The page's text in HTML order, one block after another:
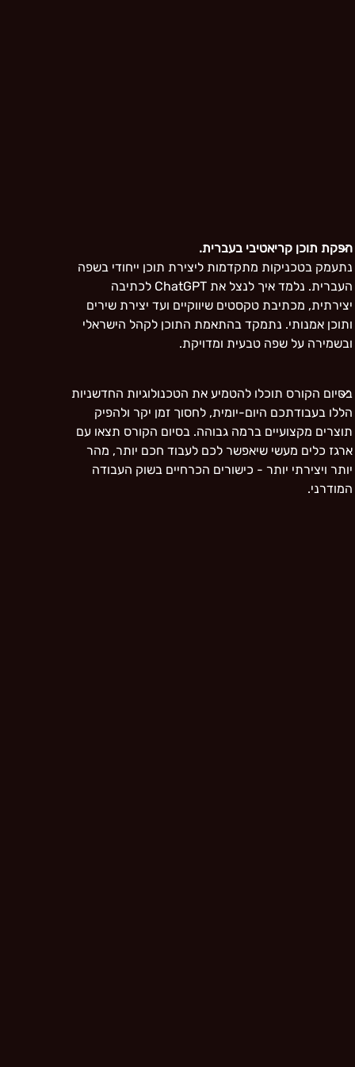
הפקת תוכן קריאטיבי בעברית.
נתעמק בטכניקות מתקדמות ליצירת תוכן ייחודי בשפה
העברית. נלמד איך לנצל את ChatGPT לכתיבה
יצירתית, מכתיבת טקסטים שיווקיים ועד יצירת שירים
ותוכן אמנותי. נתמקד בהתאמת התוכן לקהל הישראלי
ובשמירה על שפה טבעית ומדויקת.
בסיום הקורס תוכלו להטמיע את הטכנולוגיות החדשניות
הללו בעבודתכם היום-יומית, לחסוך זמן יקר ולהפיק
תוצרים מקצועיים ברמה גבוהה. בסיום הקורס תצאו עם
ארגז כלים מעשי שיאפשר לכם לעבוד חכם יותר, מהר
יותר ויצירתי יותר - כישורים הכרחיים בשוק העבודה
המודרני.